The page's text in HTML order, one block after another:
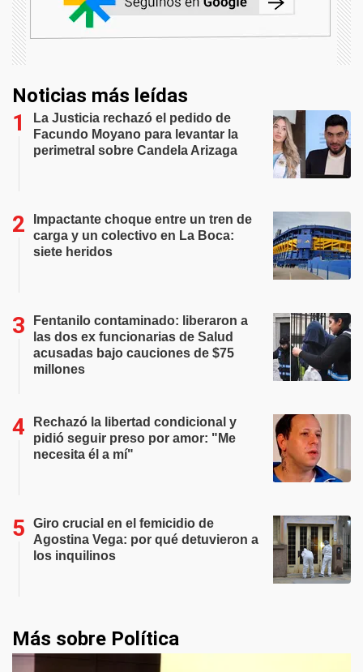
Noticias más leídas
La Justicia rechazó el pedido de
Facundo Moyano para levantar la
perimetral sobre Candela Arizaga
Impactante choque entre un tren de
carga y un colectivo en La Boca:
siete heridos
Fentanilo contaminado: liberaron a
las dos ex funcionarias de Salud
acusadas bajo cauciones de $75
millones
Rechazó la libertad condicional y
pidió seguir preso por amor: "Me
necesita él a mí"
Giro crucial en el femicidio de
Agostina Vega: por qué detuvieron a
los inquilinos
Más sobre Política